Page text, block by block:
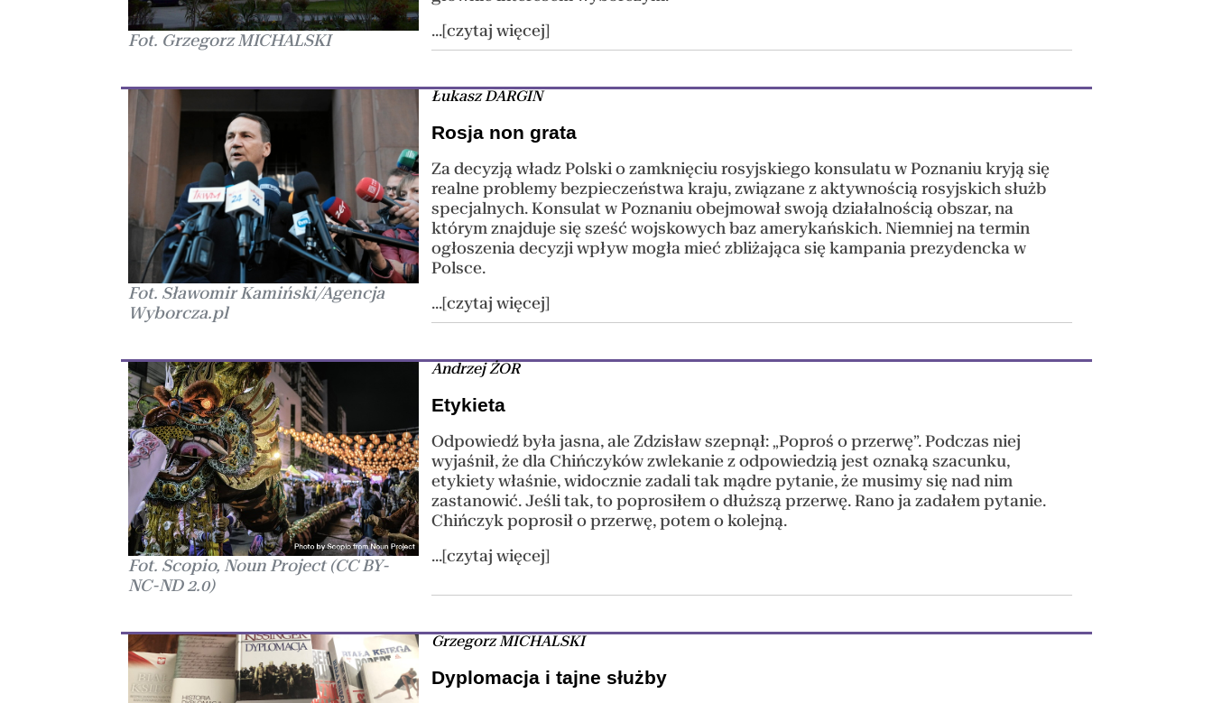
Fot. Grzegorz MICHALSKI
...[czytaj więcej]
Fot. Sławomir Kamiński/Agencja
Wyborcza.pl
Łukasz DARGIN
Rosja non grata
Za decyzją władz Polski o zamknięciu rosyjskiego konsulatu w Poznaniu kryją się
realne problemy bezpieczeństwa kraju, związane z aktywnością rosyjskich służb
specjalnych. Konsulat w Poznaniu obejmował swoją działalnością obszar, na
którym znajduje się sześć wojskowych baz amerykańskich. Niemniej na termin
ogłoszenia decyzji wpływ mogła mieć zbliżająca się kampania prezydencka w
Polsce.
...[czytaj więcej]
Fot. Scopio, Noun Project (CC BY-
NC-ND 2.0)
Andrzej ŻOR
Etykieta
Odpowiedź była jasna, ale Zdzisław szepnął: „Poproś o przerwę”. Podczas niej
wyjaśnił, że dla Chińczyków zwlekanie z odpowiedzią jest oznaką szacunku,
etykiety właśnie, widocznie zadali tak mądre pytanie, że musimy się nad nim
zastanowić. Jeśli tak, to poprosiłem o dłuższą przerwę. Rano ja zadałem pytanie.
Chińczyk poprosił o przerwę, potem o kolejną.
...[czytaj więcej]
Grzegorz MICHALSKI
Dyplomacja i tajne służby